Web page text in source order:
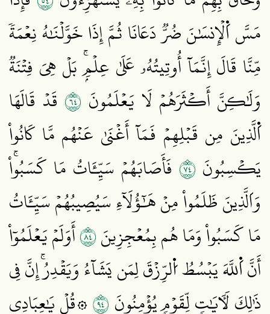
مَسَّ اَ۬لۡإِنسَٰنَ ضُرّٞ دَعَانَا ثُمَّ إِذَا خَوَّلۡنَٰهُ نِعۡمَةٗ
مِّنَّا قَالَ إِنَّمَآ أُوتِيتُهُۥ عَلَىٰ عِلۡمِۢۚ بَلۡ هِيَ فِتۡنَةٞ
وَلَٰكِنَّ أَكۡثَرَهُمۡ لَا يَعۡلَمُونَ ٤٦ قَدۡ قَالَهَا
اَ۬لَّذِينَ مِن قَبۡلِهِمۡ فَمَآ أَغۡنَىٰ عَنۡهُم مَّا كَانُواْ
يَكۡسِبُونَ ٤٧ فَأَصَابَهُمۡ سَيِّـَٔاتُ مَا كَسَبُواْۚ
وَاَلَّذِينَ ظَلَمُواْ مِنۡ هَٰٓؤُلَآءِ سَيُصِيبُهُمۡ سَيِّـَٔاتُ
مَا كَسَبُواْ وَمَا هُم بِمُعۡجِزِينَ٤٨أَوَلَمۡ يَعۡلَمُوٓاْ
أَنَّ اَ۬للَّهَ يَبۡسُطُ اُ۬لرِّزۡقَ لِمَن يَشَآءُ وَيَقۡدِرُۚ إِنَّ فِي
ذَٰلِكَ لَأٓيَٰتٖ لِّقَوۡمٖ يُؤۡمِنُونَ٤٩۞قُلۡ يَٰعِبَادِي